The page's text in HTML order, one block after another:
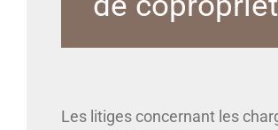
Les litiges concernant les